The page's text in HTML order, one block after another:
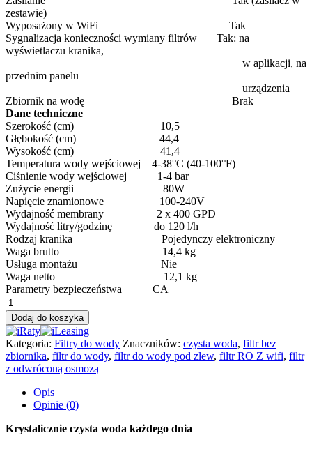
zestawie)
Wyposażony w WiFi Tak
Sygnalizacja konieczności wymiany filtrów Tak: na
wyświetlaczu kranika,
w aplikacji, na
przednim panelu
urządzenia
Zbiornik na wodę Brak
Dane techniczne
Szerokość (cm) 10,5
Głębokość (cm) 44,4
Wysokość (cm) 41,4
Temperatura wody wejściowej 4-38°C (40-100°F)
Ciśnienie wody wejściowej
1-4 bar
Zużycie energii 80W
Napięcie znamionowe 100-240V
Wydajność membrany 2 x 400 GPD
Wydajność litry/godzinę do 120 l/h
Rodzaj kranika Pojedynczy elektroniczny
Waga brutto 14,4 kg
Usługa montażu Nie
Waga netto 12,1 kg
Parametry bezpieczeństwa CA
ilość
Filtr
do
wody
Midea
800
WiFi
Dodaj do koszyka
Kategoria: Filtry do wody Znaczników: czysta woda, filtr bez
zbiornika, filtr do wody, filtr do wody pod zlew, filtr RO Z wifi, filtr
z odwróconą osmozą
Opis
Opinie (0)
Krystalicznie czysta woda każdego dnia